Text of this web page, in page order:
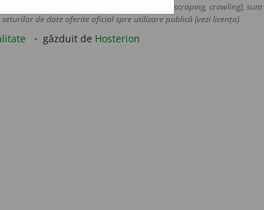
orice metode de extragere automată (web scraping, crawling),
de date oferite oficial spre utilizare publică (vezi licența).
găzduit de Hosterion